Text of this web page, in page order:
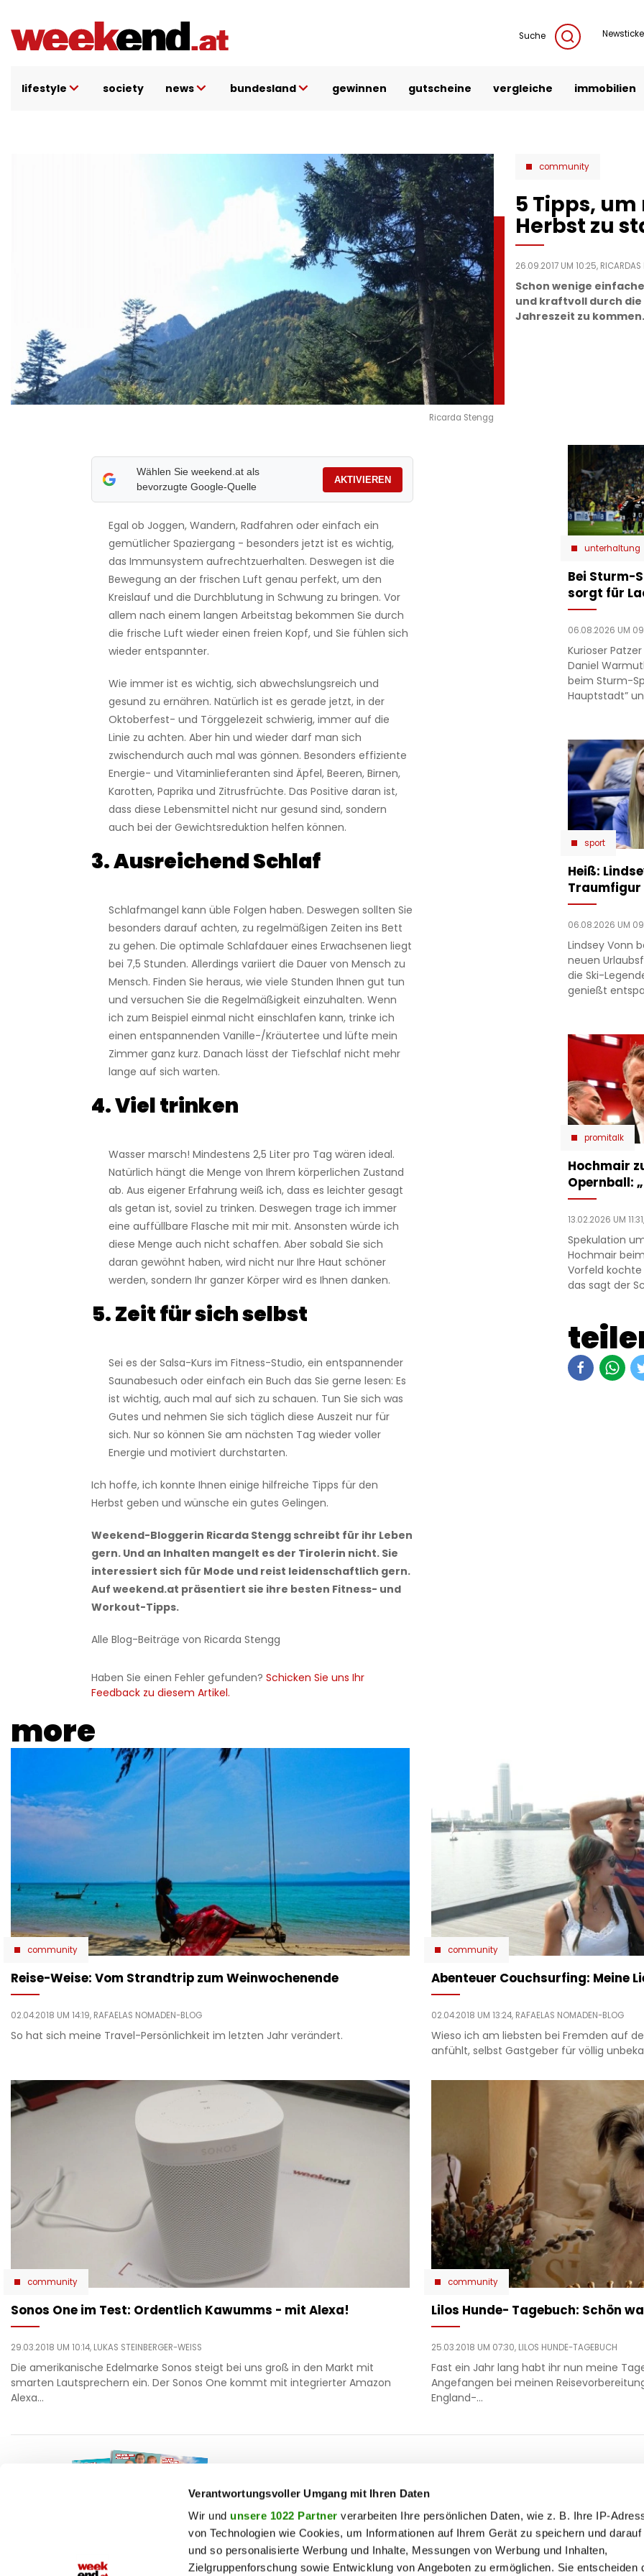
Verantwortungsvoller Umgang mit Ihren Daten
Wir und unsere 1022 Partner verarbeiten Ihre persönlichen Daten, wie z. B. Ihre IP-
von Technologien wie Cookies, um Informationen auf Ihrem Gerät zu speichern und
und so personalisierte Werbung und Inhalte, Messungen von Werbung und Inhalten,
Zielgruppenforschung sowie Entwicklung von Angeboten zu ermöglichen. Sie entscheiden
Inhalt
Suche
lifestyle society news bundesland gewinnen gutscheine vergleiche immobilien
Ricarda Stengg
community
5 Tipps,
Herbst zu
26.09.2017 UM 10:25, RICARDAS
Schon wenige
und kraftvoll durch
Jahreszeit zu kommen.
Wählen Sie weekend.at als
bevorzugte Google-Quelle
AKTIVIEREN
Egal ob Joggen, Wandern, Radfahren oder einfach ein
gemütlicher Spaziergang - besonders jetzt ist es wichtig,
das Immunsystem aufrechtzuerhalten. Deswegen ist die
Bewegung an der frischen Luft genau perfekt, um den
Kreislauf und die Durchblutung in Schwung zu bringen. Vor
allem nach einem langen Arbeitstag bekommen Sie durch
die frische Luft wieder einen freien Kopf, und Sie fühlen sich
wieder entspannter.
Wie immer ist es wichtig, sich abwechslungsreich und
gesund zu ernähren. Natürlich ist es gerade jetzt, in der
Oktoberfest- und Törggelezeit schwierig, immer auf die
Linie zu achten. Aber hin und wieder darf man sich
zwischendurch auch mal was gönnen. Besonders effiziente
Energie- und Vitaminlieferanten sind Äpfel, Beeren, Birnen,
Karotten, Paprika und Zitrusfrüchte. Das Positive daran ist,
dass diese Lebensmittel nicht nur gesund sind, sondern
auch bei der Gewichtsreduktion helfen können.
3. Ausreichend Schlaf
Schlafmangel kann üble Folgen haben. Deswegen sollten Sie
besonders darauf achten, zu regelmäßigen Zeiten ins Bett
zu gehen. Die optimale Schlafdauer eines Erwachsenen liegt
bei 7,5 Stunden. Allerdings variiert die Dauer von Mensch zu
Mensch. Finden Sie heraus, wie viele Stunden Ihnen gut tun
und versuchen Sie die Regelmäßigkeit einzuhalten. Wenn
ich zum Beispiel einmal nicht einschlafen kann, trinke ich
einen entspannenden Vanille-/Kräutertee und lüfte mein
Zimmer ganz kurz. Danach lässt der Tiefschlaf nicht mehr
lange auf sich warten.
4. Viel trinken
Wasser marsch! Mindestens 2,5 Liter pro Tag wären ideal.
Natürlich hängt die Menge von Ihrem körperlichen Zustand
ab. Aus eigener Erfahrung weiß ich, dass es leichter gesagt
als getan ist, soviel zu trinken. Deswegen trage ich immer
eine auffüllbare Flasche mit mir mit. Ansonsten würde ich
diese Menge auch nicht schaffen. Aber sobald Sie sich
daran gewöhnt haben, wird nicht nur Ihre Haut schöner
werden, sondern Ihr ganzer Körper wird es Ihnen danken.
5. Zeit für sich selbst
Sei es der Salsa-Kurs im Fitness-Studio, ein entspannender
Saunabesuch oder einfach ein Buch das Sie gerne lesen: Es
ist wichtig, auch mal auf sich zu schauen. Tun Sie sich was
Gutes und nehmen Sie sich täglich diese Auszeit nur für
sich. Nur so können Sie am nächsten Tag wieder voller
Energie und motiviert durchstarten.
Ich hoffe, ich konnte Ihnen einige hilfreiche Tipps für den
Herbst geben und wünsche ein gutes Gelingen.
Weekend-Bloggerin Ricarda Stengg schreibt für ihr Leben
gern. Und an Inhalten mangelt es der Tirolerin nicht. Sie
interessiert sich für Mode und reist leidenschaftlich gern.
Auf weekend.at präsentiert sie ihre besten Fitness- und
Workout-Tipps.
Alle Blog-Beiträge von Ricarda Stengg
Haben Sie einen Fehler gefunden?Schicken Sie uns Ihr
Feedback zu diesem Artikel.
unterhaltung
Bei Sturm-
sorgt für
06.08.2026 UM
Kurioser
Daniel
beim Sturm-
Hauptstadt”
sport
Heiß:
Traumfigur
06.08.2026 UM
Lindsey Vonn
neuen
die Ski-
genießt
promitalk
Hochmair
Opernball:
13.02.2026 UM
Spekulation
Hochmair
Vorfeld
das sagt der
more
community
Reise-Weise: Vom Strandtrip zum Weinwochenende
02.04.2018 UM 14:19, RAFAELAS NOMADEN-BLOG
So hat sich meine Travel-Persönlichkeit im letzten Jahr verändert.
community
Abenteuer Couchsurfing: Meine
02.04.2018 UM 13:24, RAFAELAS NOMADEN-BLOG
Wieso ich am liebsten bei Fremden auf
anfühlt, selbst Gastgeber für völlig
community
Sonos One im Test: Ordentlich Kawumms - mit Alexa!
29.03.2018 UM 10:14, LUKAS STEINBERGER-WEISS
Die amerikanische Edelmarke Sonos steigt bei uns groß in den Markt mit
smarten Lautsprechern ein. Der Sonos One kommt mit integrierter Amazon
Alexa…
community
Lilos Hunde- Tagebuch: Schön
25.03.2018 UM 07:30, LILOS HUNDE-TAGEBUCH
Fast ein Jahr lang habt ihr nun meine
Angefangen bei meinen
England-…
Footer
Top
beauty
chronik
fashion
fitness
politik
reise
society
sport